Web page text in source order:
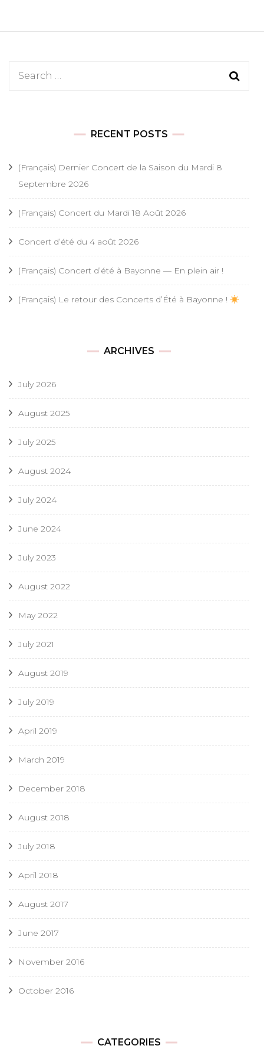
Search
RECENT POSTS
(Français) Dernier Concert de la Saison du Mardi 8
Septembre 2026
(Français) Concert du Mardi 18 Août 2026
Concert d’été du 4 août 2026
(Français) Concert d’été à Bayonne — En plein air !
(Français) Le retour des Concerts d’Été à Bayonne !
ARCHIVES
July 2026
August 2025
July 2025
August 2024
July 2024
June 2024
July 2023
August 2022
May 2022
July 2021
August 2019
July 2019
April 2019
March 2019
December 2018
August 2018
July 2018
April 2018
August 2017
June 2017
November 2016
October 2016
CATEGORIES